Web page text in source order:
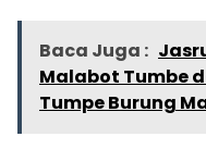
Baca Juga :
Malabot Tumbe
Tumpe Burung